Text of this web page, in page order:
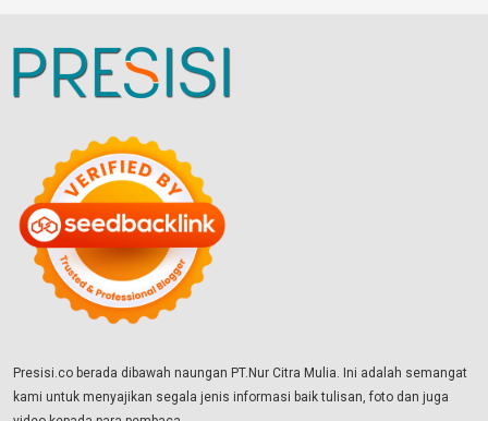
Presisi.co berada dibawah naungan PT.Nur Citra Mulia. Ini adalah semangat
kami untuk menyajikan segala jenis informasi baik tulisan, foto dan juga